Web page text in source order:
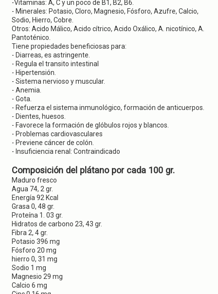
-Vitaminas: A, C y un poco de B1, B2, B6.
- Minerales: Potasio, Cloro, Magnesio, Fósforo, Azufre, Calcio,
Sodio, Hierro, Cobre.
Otros: Acido Málico, Acido cítrico, Acido Oxálico, A. nicotínico, A.
Pantoténico.
Tiene propiedades beneficiosas para:
- Diarreas, es astringente.
- Regula el transito intestinal
- Hipertensión.
- Sistema nervioso y muscular.
- Anemia.
- Gota.
- Refuerza el sistema inmunológico, formación de anticuerpos.
- Dientes, huesos.
- Favorece la formación de glóbulos rojos y blancos.
- Problemas cardiovasculares
- Previene cáncer de colón.
- Insuficiencia renal: Contraindicado
Composición del plátano por cada 100 gr.
Maduro fresco
Agua 74, 2 gr.
Energía 92 Kcal
Grasa 0, 48 gr.
Proteína 1. 03 gr.
Hidratos de carbono 23, 43 gr.
Fibra 2, 4 gr.
Potasio 396 mg
Fósforo 20 mg
hierro 0, 31 mg
Sodio 1 mg
Magnesio 29 mg
Calcio 6 mg